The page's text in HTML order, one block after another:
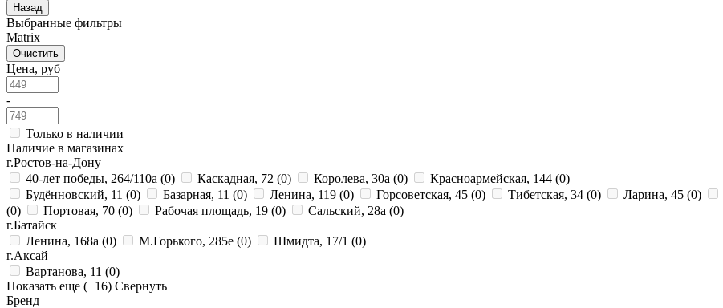
Назад
Выбранные фильтры
Matrix
Очистить
Цена, руб
-
Только в наличии
Наличие в магазинах
г.Ростов-на-Дону
40-лет победы, 264/110а (0) Каскадная, 72 (0) Королева, 30а (0) Красноармейская, 144 (0)
Будённовский, 11 (0) Базарная, 11 (0) Ленина, 119 (0) Горсоветская, 45 (0) Тибетская, 34 (0) Ларина, 45 (0)
(0)
Портовая, 70 (0) Рабочая площадь, 19 (0) Сальский, 28a (0)
г.Батайск
Ленина, 168а (0) М.Горького, 285е (0) Шмидта, 17/1 (0)
г.Аксай
Вартанова, 11 (0)
Показать еще (+16) Свернуть
Бренд